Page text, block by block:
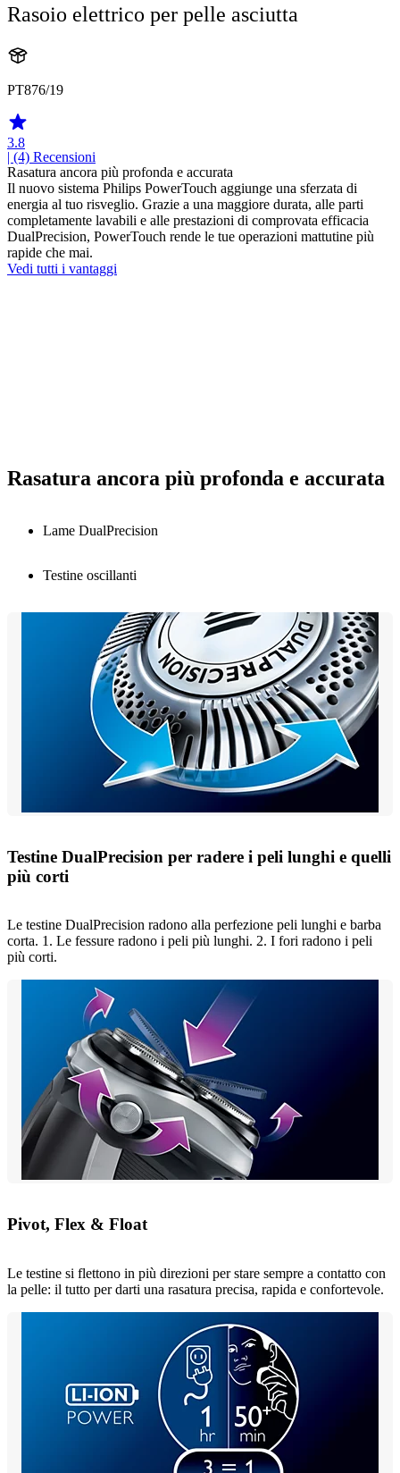
Rasoio elettrico per pelle asciutta
PT876/19
3.8
| (4) Recensioni
Rasatura ancora più profonda e accurata
Il nuovo sistema Philips PowerTouch aggiunge una sferzata di
energia al tuo risveglio. Grazie a una maggiore durata, alle parti
completamente lavabili e alle prestazioni di comprovata efficacia
DualPrecision, PowerTouch rende le tue operazioni mattutine più
rapide che mai.
Vedi tutti i vantaggi
Rasatura ancora più profonda e accurata
Lame DualPrecision
Testine oscillanti
Testine DualPrecision per radere i peli lunghi e quelli
più corti
Le testine DualPrecision radono alla perfezione peli lunghi e barba
corta. 1. Le fessure radono i peli più lunghi. 2. I fori radono i peli
più corti.
Pivot, Flex & Float
Le testine si flettono in più direzioni per stare sempre a contatto con
la pelle: il tutto per darti una rasatura precisa, rapida e confortevole.